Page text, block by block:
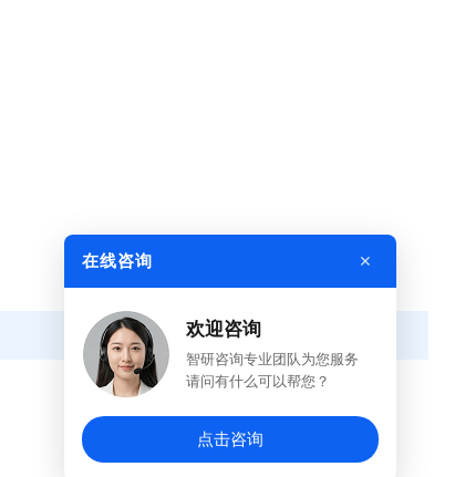
在线咨询 ×
欢迎咨询
智研咨询专业团队为您服务
请问有什么可以帮您？
点击咨询